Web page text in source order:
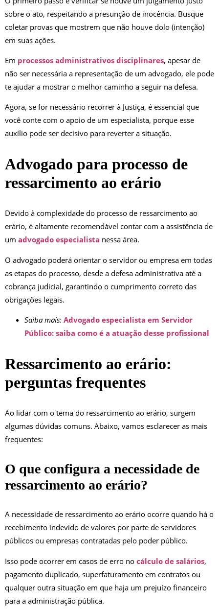
sobre o ato, respeitando a presunção de inocência. Busque
coletar provas que mostrem que não houve dolo (intenção)
em suas ações.
Em processos administrativos disciplinares, apesar de
não ser necessária a representação de um advogado, ele pode
te ajudar a mostrar o melhor caminho a seguir na defesa.
Agora, se for necessário recorrer à Justiça, é essencial que
você conte com o apoio de um especialista, porque esse
auxílio pode ser decisivo para reverter a situação.
Advogado para processo de
ressarcimento ao erário
Devido à complexidade do processo de ressarcimento ao
erário, é altamente recomendável contar com a assistência de
um advogado especialista nessa área.
O advogado poderá orientar o servidor ou empresa em todas
as etapas do processo, desde a defesa administrativa até a
cobrança judicial, garantindo o cumprimento correto das
obrigações legais.
Saiba mais: Advogado especialista em Servidor
Público: saiba como é a atuação desse profissional
Ressarcimento ao erário:
perguntas frequentes
Ao lidar com o tema do ressarcimento ao erário, surgem
algumas dúvidas comuns. Abaixo, vamos esclarecer as mais
frequentes:
O que configura a necessidade de
ressarcimento ao erário?
A necessidade de ressarcimento ao erário ocorre quando há o
recebimento indevido de valores por parte de servidores
públicos ou empresas contratadas pelo poder público.
Isso pode ocorrer em casos de erro no cálculo de salários,
pagamento duplicado, superfaturamento em contratos ou
qualquer outra situação em que haja um prejuízo financeiro
para a administração pública.